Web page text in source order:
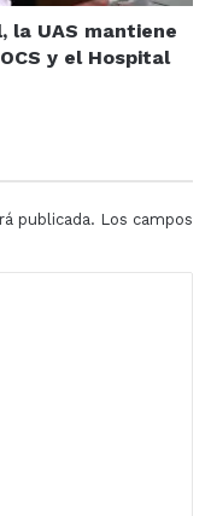
la UAS mantiene
y el Hospital
publicada. Los campos